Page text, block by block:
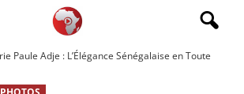
Paule Adje : L’Élégance Sénégalaise en Toute